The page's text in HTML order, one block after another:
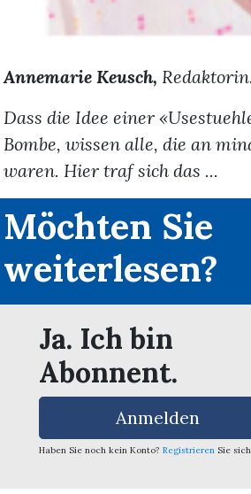
Annemarie Keusch, Redaktorin.
Dass die Idee einer
Bombe, wissen alle, die an
waren. Hier traf sich das ...
Möchten Sie
weiterlesen?
Ja. Ich bin
Abonnent.
Anmelden
Haben Sie noch kein Konto? Registrieren Sie